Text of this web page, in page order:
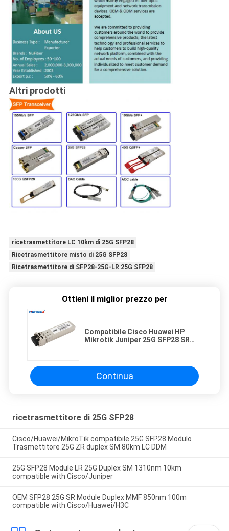
Altri prodotti
ricetrasmettitore LC 10km di 25G SFP28
Ricetrasmettitore misto di 25G SFP28
Ricetrasmettitore di SFP28-25G-LR 25G SFP28
Ottieni il miglior prezzo per
Compatibile Cisco Huawei HP
Mikrotik Juniper 25G SFP28 SR
ottico DDM
Continua
ricetrasmettitore di 25G SFP28
Cisco/Huawei/MikroTik compatibile 25G SFP28 Modulo
Trasmettitore 25G ZR duplex SM 80km LC DDM
25G SFP28 Module LR 25G Duplex SM 1310nm 10km
compatible with Cisco/Juniper
OEM SFP28 25G SR Module Duplex MMF 850nm 100m
compatible with Cisco/Huawei/H3C